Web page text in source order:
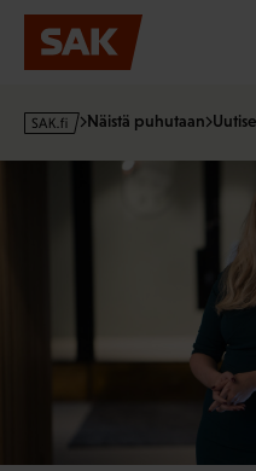
Hyppää
sisältöön
s
Näistä puhutaan